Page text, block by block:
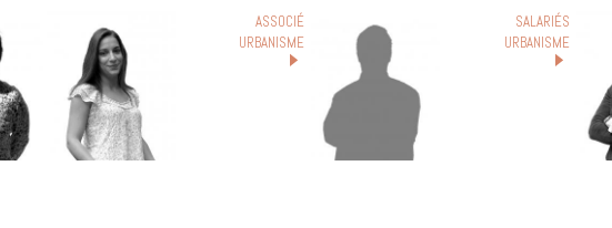
ASSOCIÉ
URBANISME
SALARIÉS
URBANISME